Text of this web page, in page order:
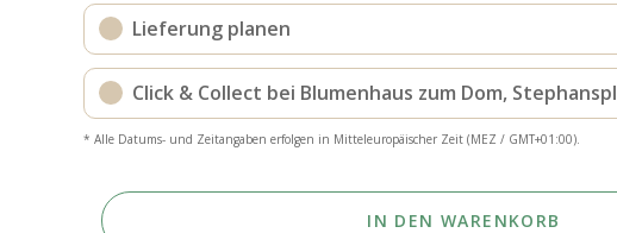
Lieferung planen
Click & Collect bei Blumenhaus zum Dom,
* Alle Datums- und Zeitangaben erfolgen in Mitteleuropäischer Zeit (MEZ / GMT+01:00).
IN DEN WARENKORB